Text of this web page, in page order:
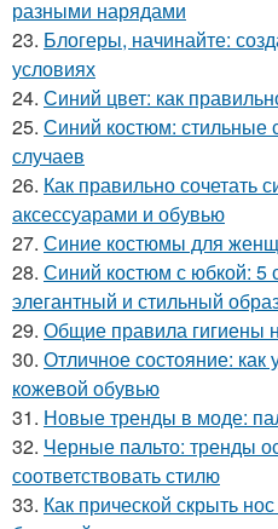
разными нарядами
23. Блогеры, начинайте:
условиях
24. Синий цвет: как
25. Синий костюм: стильные
случаев
26. Как правильно сочетать
аксессуарами и обувью
27. Синие костюмы для
28. Синий костюм с юбкой: 5
элегантный и стильный
29. Общие правила гигиены
30. Отличное состояние: как
кожевой обувью
31. Новые тренды в моде:
32. Черные пальто: тренды
соответствовать стилю
33. Как прической скрыть